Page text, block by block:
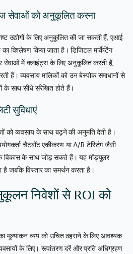
सेवाओं को अनुकूलित करना
उद्योगों के लिए अनुकूलित की जा सकती हैं, एआई
विश्लेषण किया जाता है। डिजिटल मार्केटिंग
सेवाओं में क्लाइंट्स के लिए अनुकूलित करती हैं,
हैं। व्यवसाय मालिकों को उन बेस्पोक समाधानों से
के साथ सीधे संरेखित होते हैं।
सुविधाएं
को व्यवसाय के साथ बढ़ने की अनुमति देती है।
चैटबॉट एकीकरण या A/B टेस्टिंग जैसी
के साथ जोड़ सकते हैं। यह मॉड्यूलर
है जबकि विस्तार का समर्थन करता है।
निवेशों से ROI को
मूल्यांकन व्यय को उचित ठहराने के लिए आवश्यक
के लिए। रूपांतरण दरें और प्रति अधिग्रहण